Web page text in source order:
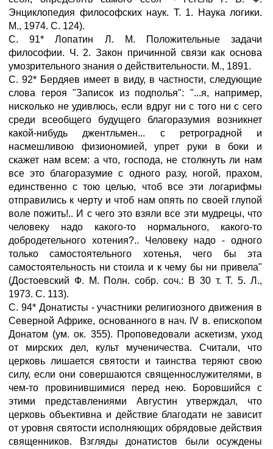
Энциклопедия философских наук. Т. 1. Наука логики.
M., 1974. С. 124).
С. 91* Лопатин Л. M. Положительные задачи
философии. Ч. 2. Закон причинной связи как основа
умозрительного знания о действительности. M., 1891.
С. 92* Бердяев имеет в виду, в частности, следующие
слова героя "Записок из подполья": "...я, например,
нисколько не удивлюсь, если вдруг ни с того ни с сего
среди всеобщего будущего благоразумия возникнет
какой-нибудь джентльмен... с ретроградной и
насмешливою физиономией, упрет руки в боки и
скажет нам всем: а что, господа, не столкнуть ли нам
все это благоразумие с одного разу, ногой, прахом,
единственно с тою целью, чтоб все эти логарифмы
отправились к черту и чтоб нам опять по своей глупой
воле пожить!.. И с чего это взяли все эти мудрецы, что
человеку надо какого-то нормального, какого-то
добродетельного хотения?.. Человеку надо - одного
только самостоятельного хотенья, чего бы эта
самостоятельность ни стоила и к чему бы ни привела"
(Достоевский Ф. M. Полн. собр. соч.: В 30 т. Т. 5. Л.,
1973. С. 113).
С. 94* Донатисты - участники религиозного движения в
Северной Африке, основанного в нач. IV в. епископом
Донатом (ум. ок. 355). Проповедовали аскетизм, уход
от мирских дел, культ мученичества. Считали, что
церковь лишается святости и таинства теряют свою
силу, если они совершаются священнослужителями, в
чем-то провинившимися перед нею. Боровшийся с
этими представлениями Августин утверждал, что
церковь объективна и действие благодати не зависит
от уровня святости исполняющих обрядовые действия
священников. Взгляды донатистов были осуждены